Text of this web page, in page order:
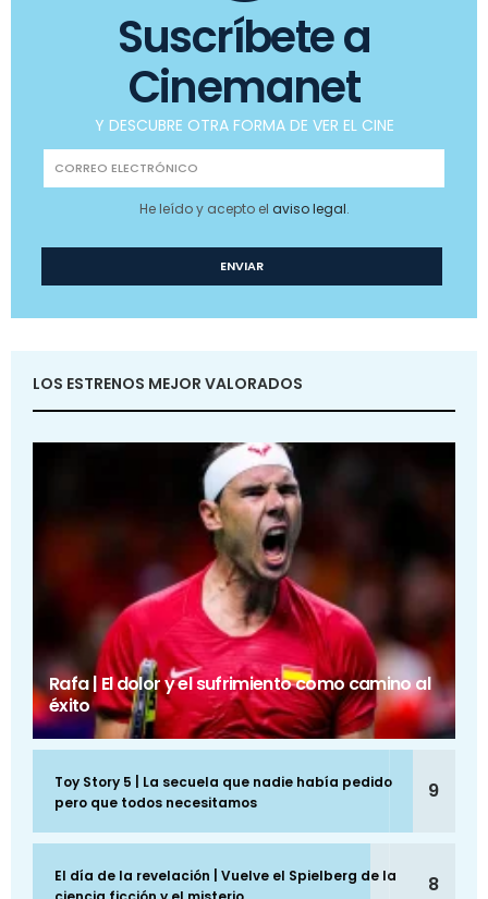
Suscríbete a
Cinemanet
Y DESCUBRE OTRA FORMA DE VER EL CINE
He leído y acepto el aviso legal.
LOS ESTRENOS MEJOR VALORADOS
Rafa | El dolor y el sufrimiento como camino al
éxito
Toy Story 5 | La secuela que nadie había pedido
pero que todos necesitamos
9
El día de la revelación | Vuelve el Spielberg de la
8